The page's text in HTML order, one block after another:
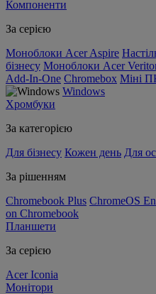
Компоненти
За серією
Моноблоки Acer Aspire
бізнесу Моноблоки Acer
Add-In-One Chromebox Міні
Windows
Хромбуки
За категорією
Для бізнесу Кожен день Для
За рішенням
Chromebook Plus ChromeOS
on Chromebook
Планшети
За серією
Acer Iconia
Монітори